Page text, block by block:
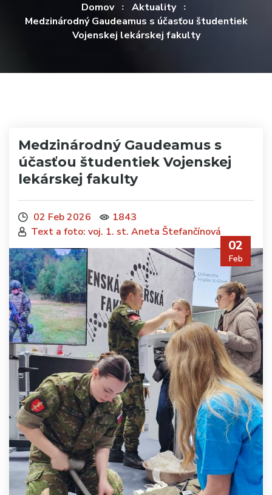
Domov
Aktuality
Medzinárodný Gaudeamus s účasťou študentiek
Vojenskej lekárskej fakulty
Medzinárodný Gaudeamus s
účasťou študentiek Vojenskej
lekárskej fakulty
02 Feb 2026
1843
Text a foto: voj. 1. st. Aneta Štefančínová
02
Feb